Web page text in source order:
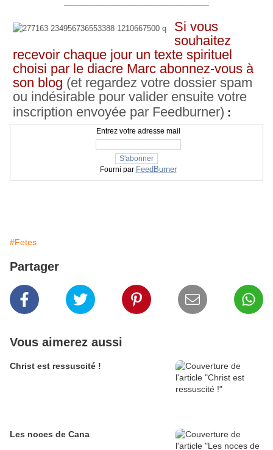
Si vous
souhaitez
recevoir chaque jour un texte spirituel
choisi par le diacre Marc abonnez-vous à
son blog (et regardez votre dossier spam
ou indésirable pour valider ensuite votre
inscription envoyée par Feedburner) :
Entrez votre adresse mail
Fourni par FeedBurner
#Fetes
Partager
Vous aimerez aussi
Christ est ressuscité !
Les noces de Cana